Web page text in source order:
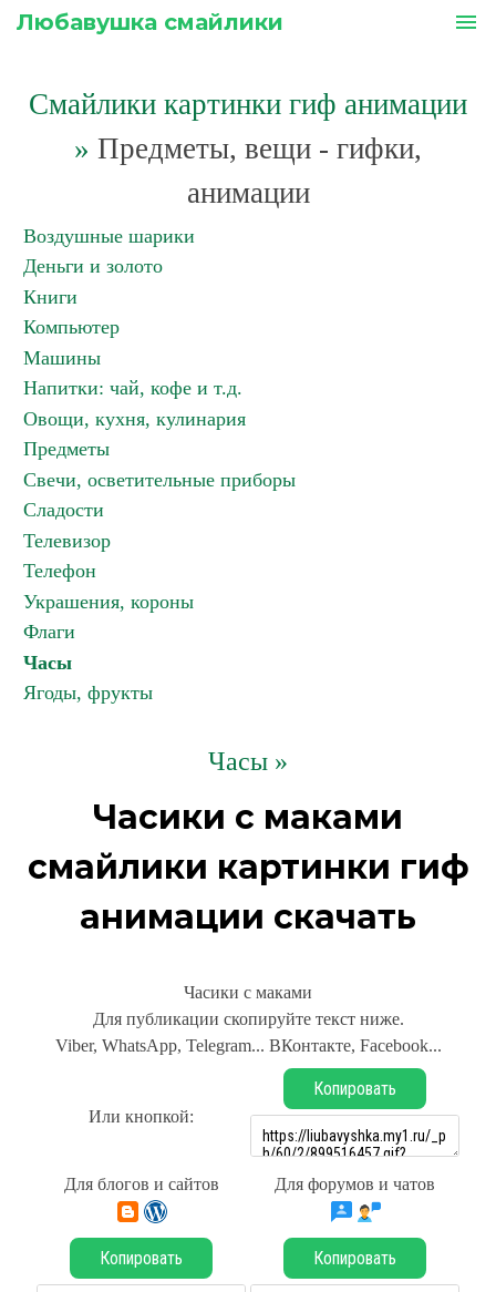
Любавушка смайлики menu
Смайлики картинки гиф анимации
» Предметы, вещи - гифки,
анимации
Воздушные шарики
Деньги и золото
Книги
Компьютер
Машины
Напитки: чай, кофе и т.д.
Овощи, кухня, кулинария
Предметы
Свечи, осветительные приборы
Сладости
Телевизор
Телефон
Украшения, короны
Флаги
Часы
Ягоды, фрукты
Часы »
Часики с маками
смайлики картинки гиф
анимации скачать
Часики с маками
Для публикации скопируйте текст ниже.
Viber, WhatsApp, Telegram... ВКонтакте, Facebook...
Или кнопкой:
Копировать
Для блогов и сайтов Для форумов и чатов
Копировать Копировать